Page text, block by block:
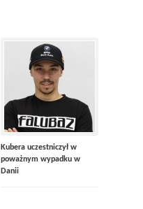
Kubera uczestniczył w
poważnym wypadku w
Danii